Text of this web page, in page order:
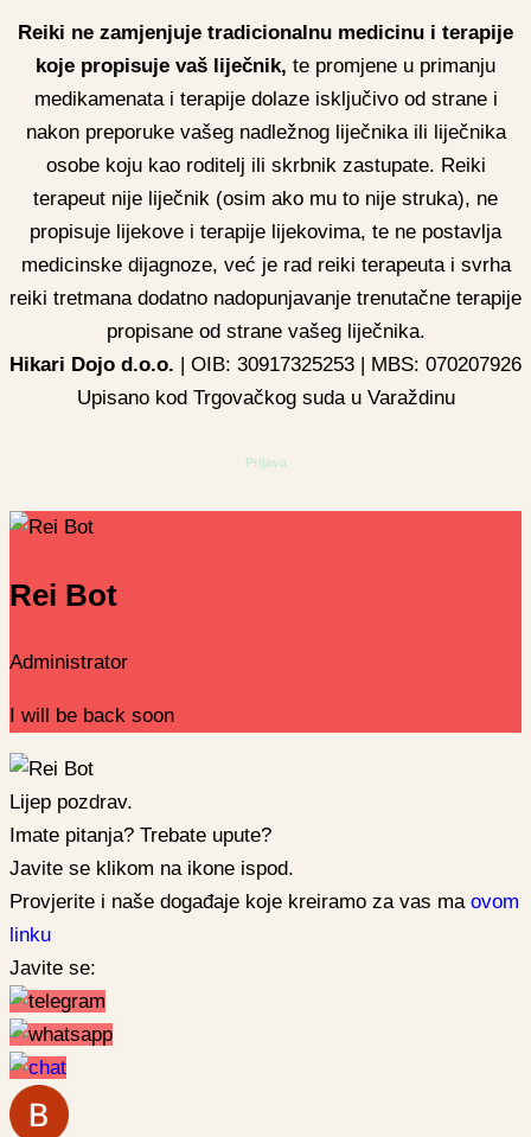
Reiki ne zamjenjuje tradicionalnu medicinu i terapije
koje propisuje vaš liječnik, te promjene u primanju
medikamenata i terapije dolaze isključivo od strane i
nakon preporuke vašeg nadležnog liječnika ili liječnika
osobe koju kao roditelj ili skrbnik zastupate. Reiki
terapeut nije liječnik (osim ako mu to nije struka), ne
propisuje lijekove i terapije lijekovima, te ne postavlja
medicinske dijagnoze, već je rad reiki terapeuta i svrha
reiki tretmana dodatno nadopunjavanje trenutačne terapije
propisane od strane vašeg liječnika.
Hikari Dojo d.o.o. | OIB: 30917325253 | MBS: 070207926
Upisano kod Trgovačkog suda u Varaždinu
Prijava
Rei Bot
Administrator
I will be back soon
Lijep pozdrav.
Imate pitanja? Trebate upute?
Javite se klikom na ikone ispod.
Provjerite i naše događaje koje kreiramo za vas ma ovom
linku
Javite se: